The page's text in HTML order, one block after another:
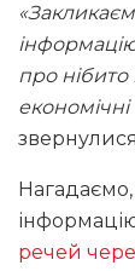
про нібито
звернулися
речей